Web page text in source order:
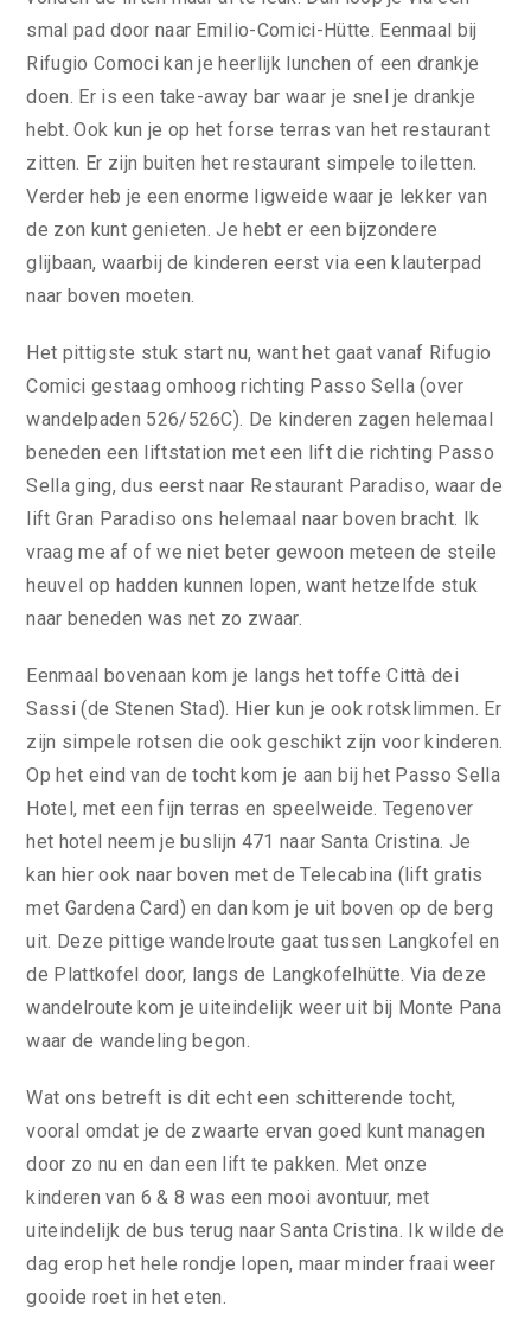
smal pad door naar Emilio-Comici-Hütte. Eenmaal bij
Rifugio Comoci kan je heerlijk lunchen of een drankje
doen. Er is een take-away bar waar je snel je drankje
hebt. Ook kun je op het forse terras van het restaurant
zitten. Er zijn buiten het restaurant simpele toiletten.
Verder heb je een enorme ligweide waar je lekker van
de zon kunt genieten. Je hebt er een bijzondere
glijbaan, waarbij de kinderen eerst via een klauterpad
naar boven moeten.
Het pittigste stuk start nu, want het gaat vanaf Rifugio
Comici gestaag omhoog richting Passo Sella (over
wandelpaden 526/526C). De kinderen zagen helemaal
beneden een liftstation met een lift die richting Passo
Sella ging, dus eerst naar Restaurant Paradiso, waar de
lift Gran Paradiso ons helemaal naar boven bracht. Ik
vraag me af of we niet beter gewoon meteen de steile
heuvel op hadden kunnen lopen, want hetzelfde stuk
naar beneden was net zo zwaar.
Eenmaal bovenaan kom je langs het toffe Città dei
Sassi (de Stenen Stad). Hier kun je ook rotsklimmen. Er
zijn simpele rotsen die ook geschikt zijn voor kinderen.
Op het eind van de tocht kom je aan bij het Passo Sella
Hotel, met een fijn terras en speelweide. Tegenover
het hotel neem je buslijn 471 naar Santa Cristina. Je
kan hier ook naar boven met de Telecabina (lift gratis
met Gardena Card) en dan kom je uit boven op de berg
uit. Deze pittige wandelroute gaat tussen Langkofel en
de Plattkofel door, langs de Langkofelhütte. Via deze
wandelroute kom je uiteindelijk weer uit bij Monte Pana
waar de wandeling begon.
Wat ons betreft is dit echt een schitterende tocht,
vooral omdat je de zwaarte ervan goed kunt managen
door zo nu en dan een lift te pakken. Met onze
kinderen van 6 & 8 was een mooi avontuur, met
uiteindelijk de bus terug naar Santa Cristina. Ik wilde de
dag erop het hele rondje lopen, maar minder fraai weer
gooide roet in het eten.